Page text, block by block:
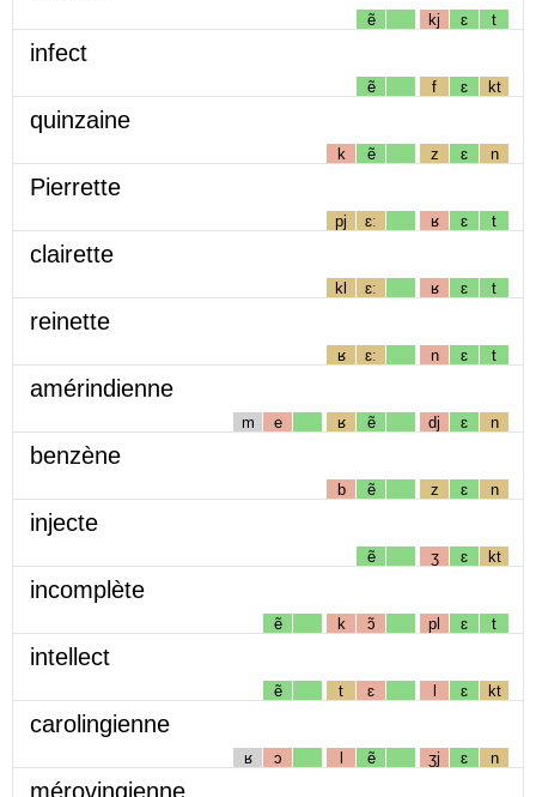
ẽ kj ɛ t
infect
ẽ f ɛ kt
quinzaine
k ẽ z ɛ n
Pierrette
pj ɛː ʁ ɛ t
clairette
kl ɛː ʁ ɛ t
reinette
ʁ ɛː n ɛ t
amérindienne
m e ʁ ẽ dj ɛ n
benzène
b ẽ z ɛ n
injecte
ẽ ʒ ɛ kt
incomplète
ẽ k ɔ̃ pl ɛ t
intellect
ẽ t ɛ l ɛ kt
carolingienne
ʁ ɔ l ẽ ʒj ɛ n
mérovingienne